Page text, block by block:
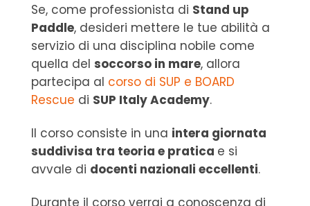
Se, come professionista di Stand up
Paddle, desideri mettere le tue abilità a
servizio di una disciplina nobile come
quella del soccorso in mare, allora
partecipa al corso di SUP e BOARD
Rescue di SUP Italy Academy.
Il corso consiste in una intera giornata
suddivisa tra teoria e pratica e si
avvale di docenti nazionali eccellenti.
Durante il corso verrai a conoscenza di